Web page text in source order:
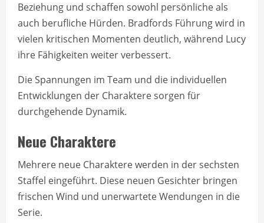
Beziehung und schaffen sowohl persönliche als
auch berufliche Hürden. Bradfords Führung wird in
vielen kritischen Momenten deutlich, während Lucy
ihre Fähigkeiten weiter verbessert.
Die Spannungen im Team und die individuellen
Entwicklungen der Charaktere sorgen für
durchgehende Dynamik.
Neue Charaktere
Mehrere neue Charaktere werden in der sechsten
Staffel eingeführt. Diese neuen Gesichter bringen
frischen Wind und unerwartete Wendungen in die
Serie.